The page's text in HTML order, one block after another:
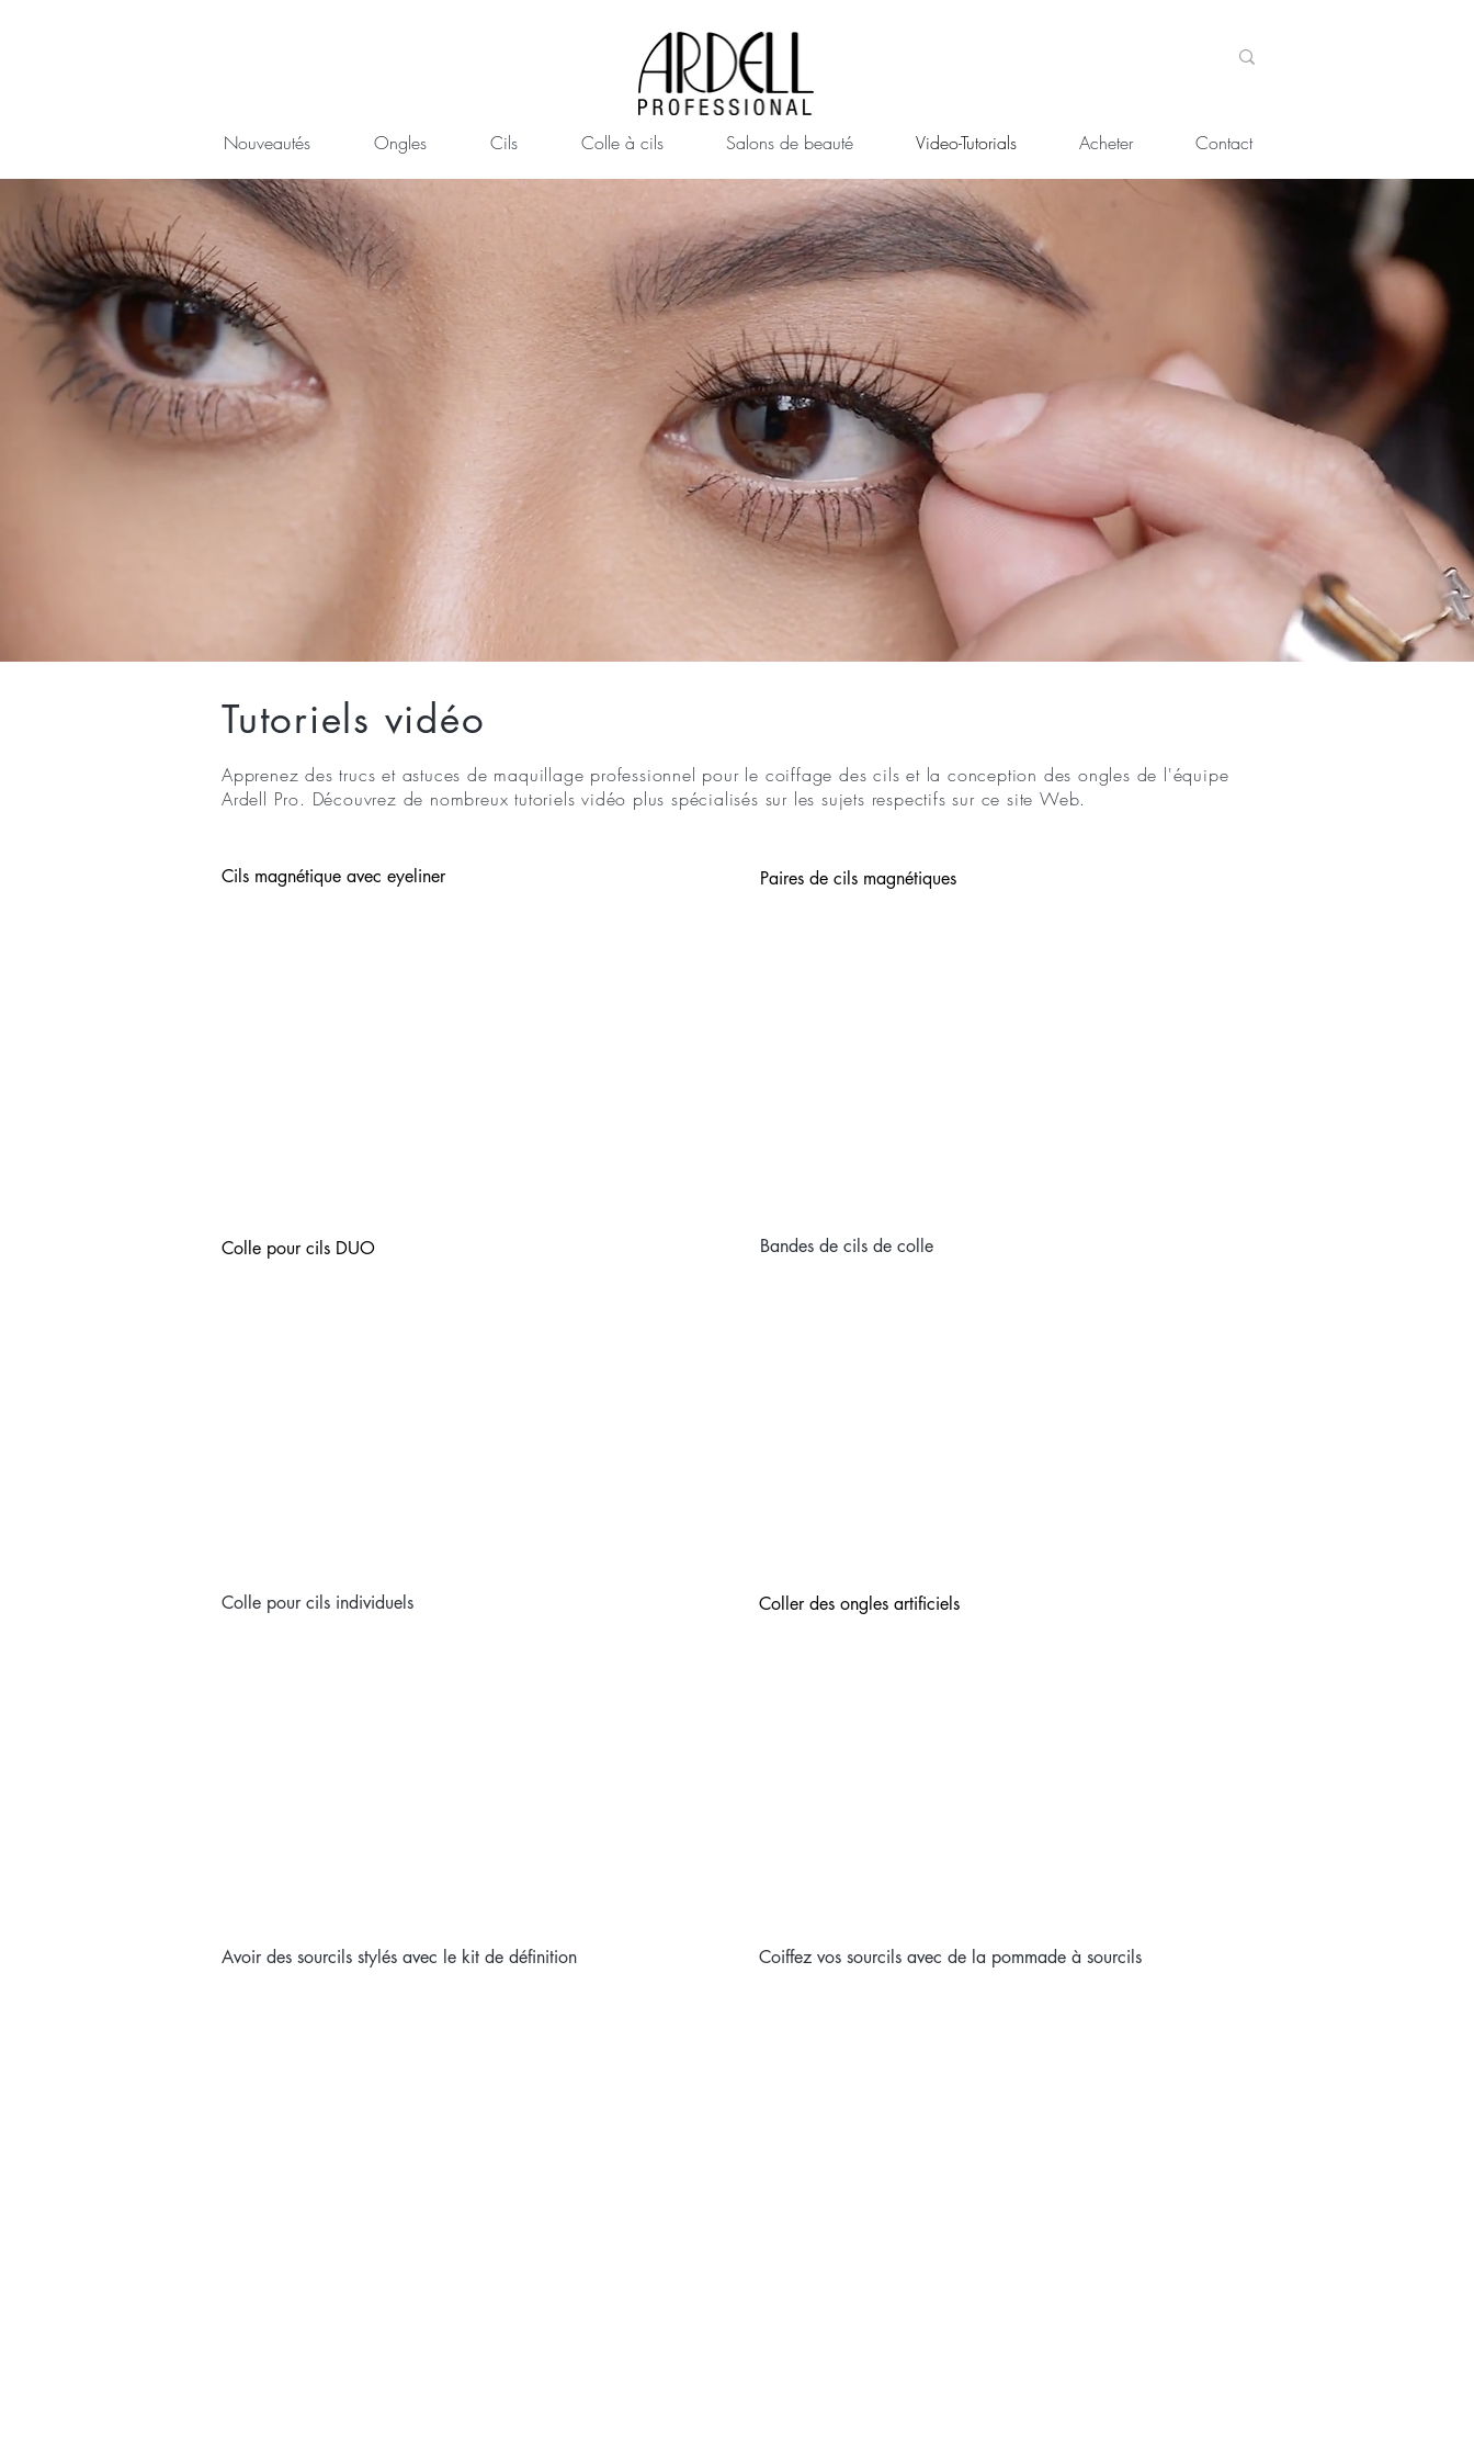
Nouveautés Ongles Cils Colle à cils Salons de beauté Video-Tutorials Acheter Contact
Tutoriels vidéo
Apprenez des trucs et astuces de maquillage professionnel pour le coiffage des cils et la conception des ongles de l'équipe
Ardell Pro. Découvrez de nombreux tutoriels vidéo plus spécialisés sur les sujets respectifs sur ce site Web.
Cils magnétique avec eyeliner Paires de cils magnétiques
Colle pour cils DUO Bandes de cils de colle
Colle pour cils individuels Coller des ongles artificiels
Avoir des sourcils stylés avec le kit de définition Coiffez vos sourcils avec de la pommade à sourcils